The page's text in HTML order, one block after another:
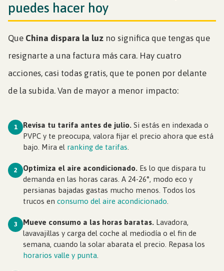
puedes hacer hoy
Que China dispara la luz no significa que tengas que
resignarte a una factura más cara. Hay cuatro
acciones, casi todas gratis, que te ponen por delante
de la subida. Van de mayor a menor impacto:
1 Revisa tu tarifa antes de julio. Si estás en indexada o
PVPC y te preocupa, valora fijar el precio ahora que está
bajo. Mira el ranking de tarifas
2 Optimiza el aire acondicionado. Es lo que dispara tu
demanda en las horas caras. A 24-26°, modo eco y
persianas bajadas gastas mucho menos. Todos los
trucos en consumo del aire acondicionado
3 Mueve consumo a las horas baratas. Lavadora,
lavavajillas y carga del coche al mediodía o el fin de
semana, cuando la solar abarata el precio. Repasa los
horarios valle y punta